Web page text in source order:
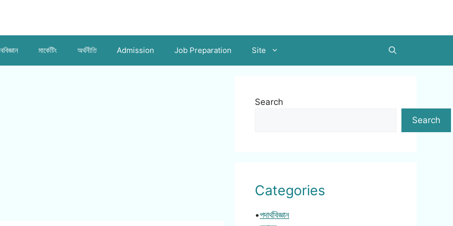
মার্কেটিং অর্থনীতি Admission Job Preparation Site
Search
Search
Categories
•পদার্থবিজ্ঞান